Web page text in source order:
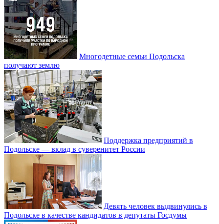
Многодетные семьи Подольска
получают землю
Поддержка предприятий в
Подольске — вклад в суверенитет России
Девять человек выдвинулись в
Подольске в качестве кандидатов в депутаты Госдумы